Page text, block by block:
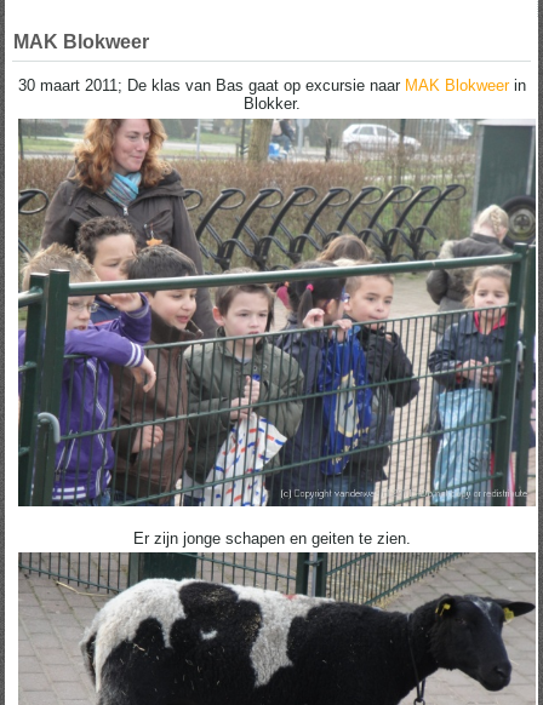
MAK Blokweer
30 maart 2011; De klas van Bas gaat op excursie naar MAK Blokweerin
Blokker.
Er zijn jonge schapen en geiten te zien.